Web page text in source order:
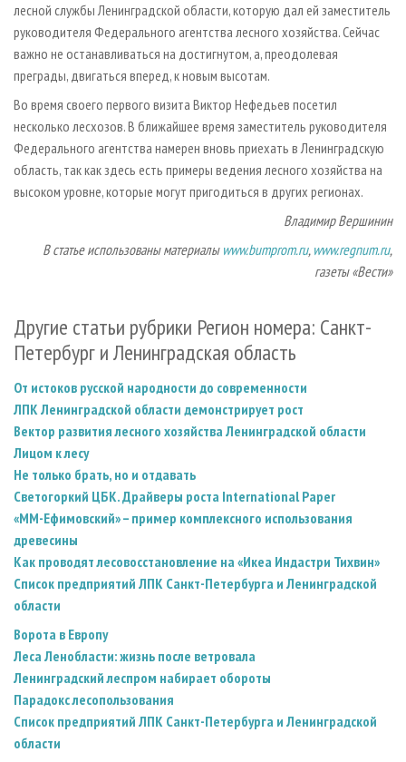
лесной службы Ленинградской области, которую дал ей заместитель
руководителя Федерального агентства лесного хозяйства. Сейчас
важно не останавливаться на достигнутом, а, преодолевая
преграды, двигаться вперед, к новым высотам.
Во время своего первого визита Виктор Нефедьев посетил
несколько лесхозов. В ближайшее время заместитель руководителя
Федерального агентства намерен вновь приехать в Ленинградскую
область, так как здесь есть примеры ведения лесного хозяйства на
высоком уровне, которые могут пригодиться в других регионах.
Владимир Вершинин
В статье использованыматериалы www.bumprom.ru, www.regnum.ru,
газеты «Вести»
Другие статьи рубрики Регион номера: Санкт-
Петербург и Ленинградская область
От истоков русской народности до современности
ЛПК Ленинградской области демонстрирует рост
Вектор развития лесного хозяйства Ленинградской области
Лицом к лесу
Не только брать, но и отдавать
Светогоркий ЦБК. Драйверы роста International Paper
«ММ-Ефимовский» – пример комплексного использования
древесины
Как проводят лесовосстановление на «Икеа Индастри Тихвин»
Список предприятий ЛПК Санкт-Петербурга и Ленинградской
области
Ворота в Европу
Леса Ленобласти: жизнь после ветровала
Ленинградский леспром набирает обороты
Парадокс лесопользования
Список предприятий ЛПК Санкт-Петербурга и Ленинградской
области